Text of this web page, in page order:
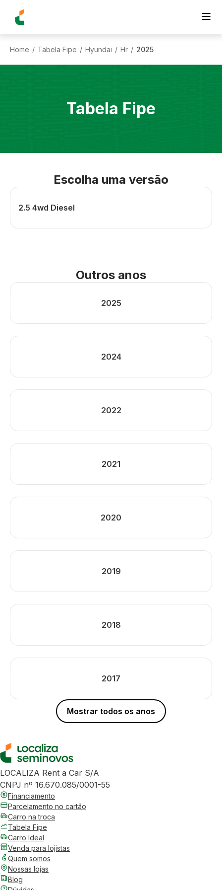
Home / Tabela Fipe / Hyundai / Hr / 2025
Tabela Fipe
Escolha uma versão
2.5 4wd Diesel
Outros anos
2025
2024
2022
2021
2020
2019
2018
2017
Mostrar todos os anos
LOCALIZA Rent a Car S/A
CNPJ nº 16.670.085/0001-55
Financiamento
Parcelamento no cartão
Carro na troca
Tabela Fipe
Carro Ideal
Venda para lojistas
Quem somos
Nossas lojas
Blog